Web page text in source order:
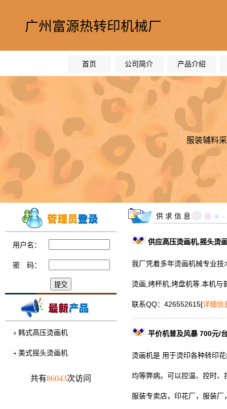
广州富源热转印机械厂
首页 公司简介 产品介绍
服装辅料
用户名：
密 码：
韩式高压烫画机
美式摇头烫画机
共有86043次访问
供 求 信 息
供应高压烫画机,摇头烫
我厂凭着多年烫画机械专业
烫画,烤杯机,烤盘机等.本机与
联系QQ：426552615[详细信
平价机普及风暴 700元/
烫画机是 用于烫印各种转印
均等弊病。可以控温、控时
服装专卖店，印花厂，服装